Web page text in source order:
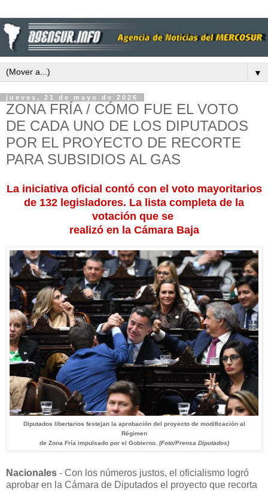
▼
jueves, 21 de mayo de 2026
ZONA FRÍA / CÓMO FUE EL VOTO
DE CADA UNO DE LOS DIPUTADOS
POR EL PROYECTO DE RECORTE
PARA SUBSIDIOS AL GAS
La iniciativa oficial contó con el voto mayoritarios
de 132 legisladores. La lista completa de la
votación que se
realizó en la Cámara Baja
Diputados libertarios festejan la aprobación del proyecto de modificación al
Régimen
de Zona Fría impulsado por el Gobierno. (Foto/Prensa Diputados)
Nacionales - Con los números justos, el oficialismo logró
aprobar en la Cámara de Diputados el proyecto que recorta